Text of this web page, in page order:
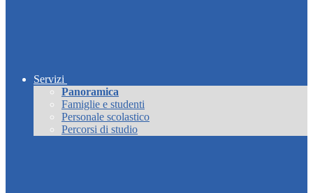
Servizi
Panoramica
Famiglie e studenti
Personale scolastico
Percorsi di studio